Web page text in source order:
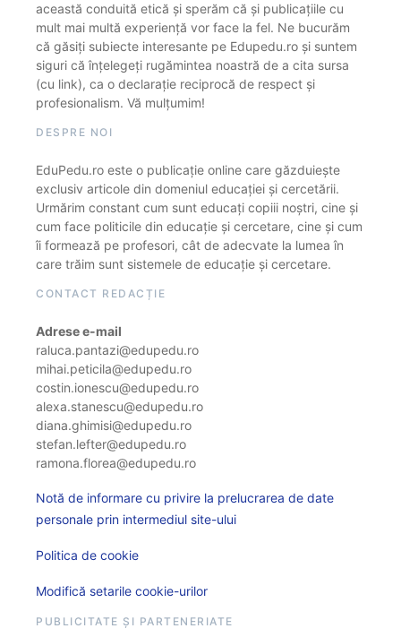
această conduită etică și sperăm că și publicațiile cu
mult mai multă experiență vor face la fel. Ne bucurăm
că găsiți subiecte interesante pe Edupedu.ro și suntem
siguri că înțelegeți rugămintea noastră de a cita sursa
(cu link), ca o declarație reciprocă de respect și
profesionalism. Vă mulțumim!
DESPRE NOI
EduPedu.ro este o publicație online care găzduiește
exclusiv articole din domeniul educației și cercetării.
Urmărim constant cum sunt educați copiii noștri, cine și
cum face politicile din educație și cercetare, cine și cum
îi formează pe profesori, cât de adecvate la lumea în
care trăim sunt sistemele de educație și cercetare.
CONTACT REDACȚIE
Adrese e-mail
raluca.pantazi@edupedu.ro
mihai.peticila@edupedu.ro
costin.ionescu@edupedu.ro
alexa.stanescu@edupedu.ro
diana.ghimisi@edupedu.ro
stefan.lefter@edupedu.ro
ramona.florea@edupedu.ro
Notă de informare cu privire la prelucrarea de date
personale prin intermediul site-ului
Politica de cookie
Modifică setarile cookie-urilor
PUBLICITATE ȘI PARTENERIATE